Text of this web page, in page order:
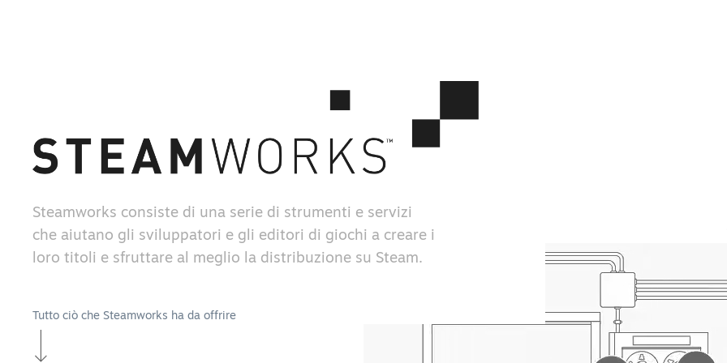
Steamworks consiste di una serie di strumenti e servizi
che aiutano gli sviluppatori e gli editori di giochi a creare i
loro titoli e sfruttare al meglio la distribuzione su Steam.
Tutto ciò che Steamworks ha da offrire